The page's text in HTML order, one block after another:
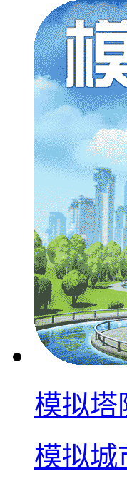
模拟塔
模拟城